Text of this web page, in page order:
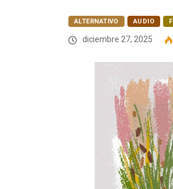
ALTERNATIVO AUDIO
diciembre 27, 2025